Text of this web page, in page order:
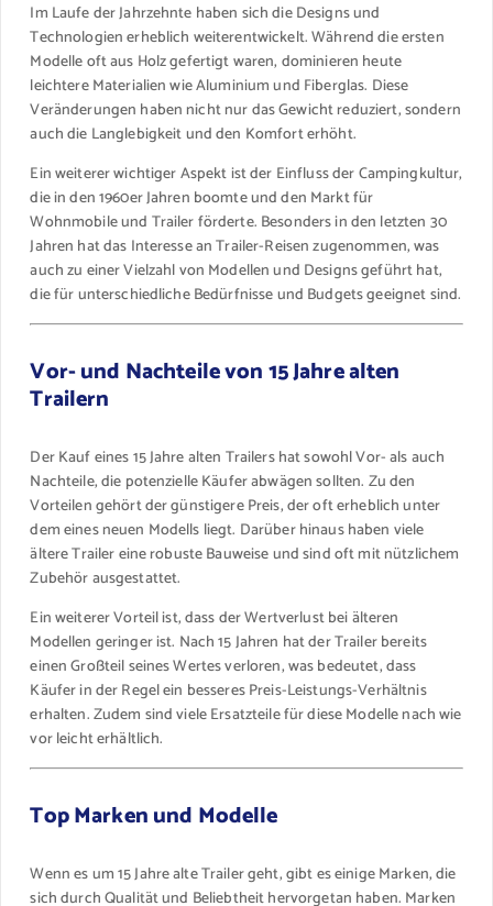
Im Laufe der Jahrzehnte haben sich die Designs und
Technologien erheblich weiterentwickelt. Während die ersten
Modelle oft aus Holz gefertigt waren, dominieren heute
leichtere Materialien wie Aluminium und Fiberglas. Diese
Veränderungen haben nicht nur das Gewicht reduziert, sondern
auch die Langlebigkeit und den Komfort erhöht.
Ein weiterer wichtiger Aspekt ist der Einfluss der Campingkultur,
die in den 1960er Jahren boomte und den Markt für
Wohnmobile und Trailer förderte. Besonders in den letzten 30
Jahren hat das Interesse an Trailer-Reisen zugenommen, was
auch zu einer Vielzahl von Modellen und Designs geführt hat,
die für unterschiedliche Bedürfnisse und Budgets geeignet sind.
Vor- und Nachteile von 15 Jahre alten
Trailern
Der Kauf eines 15 Jahre alten Trailers hat sowohl Vor- als auch
Nachteile, die potenzielle Käufer abwägen sollten. Zu den
Vorteilen gehört der günstigere Preis, der oft erheblich unter
dem eines neuen Modells liegt. Darüber hinaus haben viele
ältere Trailer eine robuste Bauweise und sind oft mit nützlichem
Zubehör ausgestattet.
Ein weiterer Vorteil ist, dass der Wertverlust bei älteren
Modellen geringer ist. Nach 15 Jahren hat der Trailer bereits
einen Großteil seines Wertes verloren, was bedeutet, dass
Käufer in der Regel ein besseres Preis-Leistungs-Verhältnis
erhalten. Zudem sind viele Ersatzteile für diese Modelle nach wie
vor leicht erhältlich.
Top Marken und Modelle
Wenn es um 15 Jahre alte Trailer geht, gibt es einige Marken, die
sich durch Qualität und Beliebtheit hervorgetan haben. Marken